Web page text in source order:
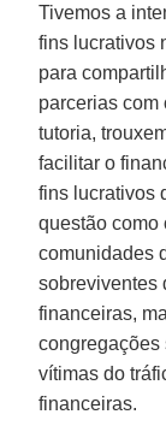
Tivemos a
fins lucrativos
para
parcerias com
tutoria,
facilitar o
fins lucrativos
questão como
comunidades
sobreviventes
financeiras,
congregações
vítimas do
financeiras.